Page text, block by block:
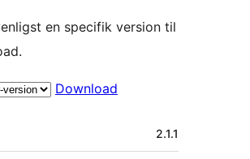
en specifik version til
Download
2.1.1